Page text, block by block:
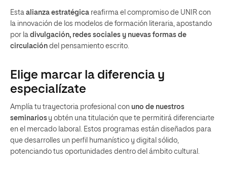
Esta alianza estratégica reafirma el compromiso de UNIR con
la innovación de los modelos de formación literaria, apostando
por la divulgación, redes sociales y nuevas formas de
circulación del pensamiento escrito.
Elige marcar la diferencia y
especialízate
Amplía tu trayectoria profesional con uno de nuestros
seminarios y obtén una titulación que te permitirá diferenciarte
en el mercado laboral. Estos programas están diseñados para
que desarrolles un perfil humanístico y digital sólido,
potenciando tus oportunidades dentro del ámbito cultural.